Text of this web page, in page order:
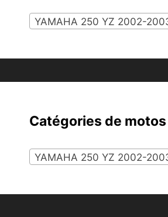
YAMAHA 250 YZ 2002-
Catégories de motos
YAMAHA 250 YZ 2002-